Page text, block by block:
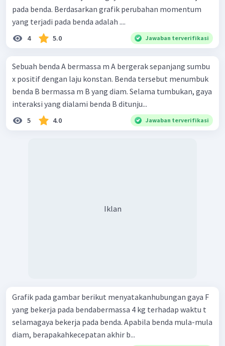
pada benda. Berdasarkan grafik perubahan momentum
yang terjadi pada benda adalah ....
4 5.0 Jawaban terverifikasi
Sebuah benda A bermassa m A bergerak sepanjang sumbu
x positif dengan laju konstan. Benda tersebut menumbuk
benda B bermassa m B yang diam. Selama tumbukan, gaya
interaksi yang dialami benda B ditunju...
5 4.0 Jawaban terverifikasi
Iklan
Grafik pada gambar berikut menyatakanhubungan gaya F
yang bekerja pada bendabermassa 4 kg terhadap waktu t
selamagaya bekerja pada benda. Apabila benda mula-mula
diam, berapakahkecepatan akhir b...